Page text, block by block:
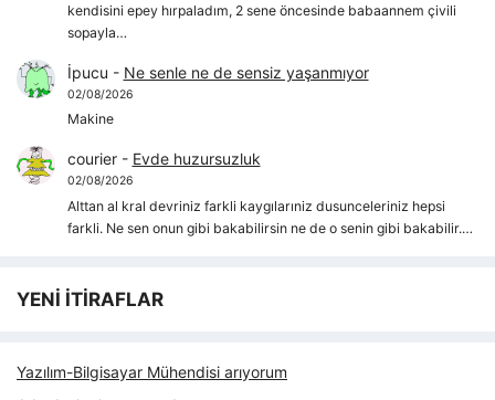
kendisini epey hırpaladım, 2 sene öncesinde babaannem çivili
sopayla…
İpucu - Ne senle ne de sensiz yaşanmıyor
02/08/2026
Makine
courier- Evde huzursuzluk
02/08/2026
Alttan al kral devriniz farkli kaygılarıniz dusunceleriniz hepsi
farkli. Ne sen onun gibi bakabilirsin ne de o senin gibi bakabilir.…
YENİ İTİRAFLAR
Yazılım-Bilgisayar Mühendisi arıyorum